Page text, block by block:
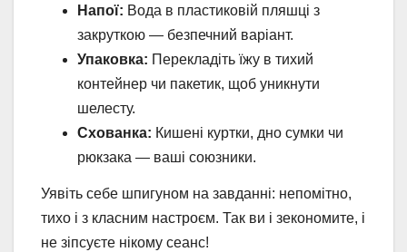
Напої: Вода в пластиковій пляшці з
закруткою — безпечний варіант.
Упаковка: Перекладіть їжу в тихий
контейнер чи пакетик, щоб уникнути
шелесту.
Схованка: Кишені куртки, дно сумки чи
рюкзака — ваші союзники.
Уявіть себе шпигуном на завданні: непомітно,
тихо і з класним настроєм. Так ви і зекономите, і
не зіпсуєте нікому сеанс!